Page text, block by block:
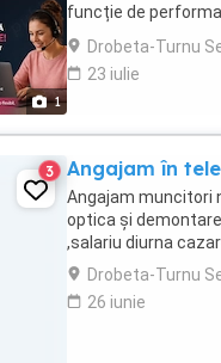
1
funcție de
Efectuarea platilor
Drobeta-Turnu
23 iulie
3 Angajam în
Angajam muncitori
optica și
,salariu diurna
Drobeta-Turnu
26 iunie